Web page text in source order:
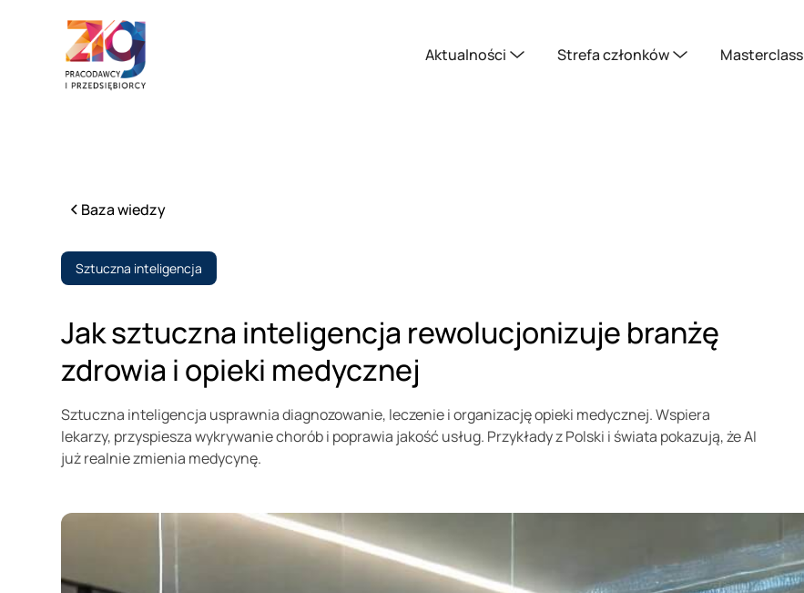
Aktualności Strefa członków Masterclass
Baza wiedzy
Sztuczna inteligencja
Jak sztuczna inteligencja rewolucjonizuje branżę
zdrowia i opieki medycznej
Sztuczna inteligencja usprawnia diagnozowanie, leczenie i organizację opieki medycznej. Wspiera
lekarzy, przyspiesza wykrywanie chorób i poprawia jakość usług. Przykłady z Polski i świata pokazują, że AI
już realnie zmienia medycynę.